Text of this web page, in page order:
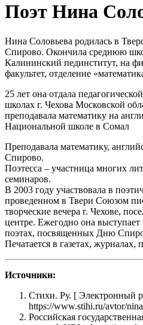
Поэт Нина
Нина Соловьева родилась в
Спирово. Окончила среднюю
Калининский пединститут, на
факультет, отделение
25 лет она отдала
школах г. Чехова Московской
преподавала математику на
Национальной школе в Сомал
Преподавала математику,
Спирово.
Поэтесса – участница многих
семинаров.
В 2003 году участвовала в
проведенном в Твери Союзом
творческие вечера г. Чехове,
центре. Ежегодно она выступает
поэтах, посвященных Дню
Печатается в газетах, журналах,
Источники:
Стихи. Ру. [ Электронный
https://www.stihi.ru/avtor/
Российская